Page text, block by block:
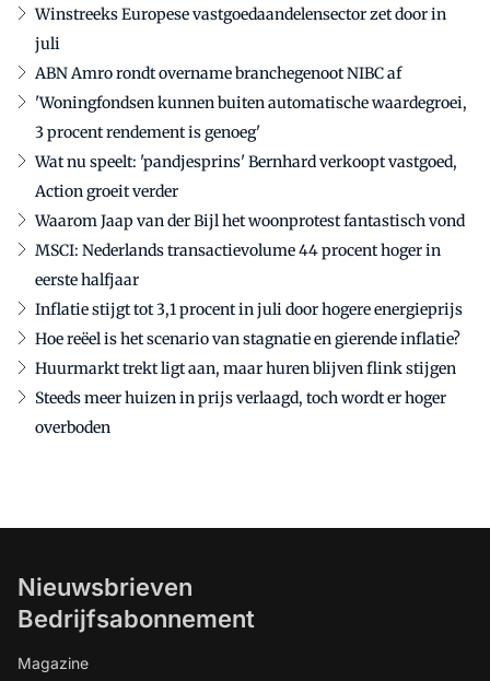
Winstreeks Europese vastgoedaandelensector zet door in
juli
ABN Amro rondt overname branchegenoot NIBC af
'Woningfondsen kunnen buiten automatische waardegroei,
3 procent rendement is genoeg'
Wat nu speelt: 'pandjesprins' Bernhard verkoopt vastgoed,
Action groeit verder
Waarom Jaap van der Bijl het woonprotest fantastisch vond
MSCI: Nederlands transactievolume 44 procent hoger in
eerste halfjaar
Inflatie stijgt tot 3,1 procent in juli door hogere energieprijs
Hoe reëel is het scenario van stagnatie en gierende inflatie?
Huurmarkt trekt ligt aan, maar huren blijven flink stijgen
Steeds meer huizen in prijs verlaagd, toch wordt er hoger
overboden
Nieuwsbrieven
Bedrijfsabonnement
Magazine